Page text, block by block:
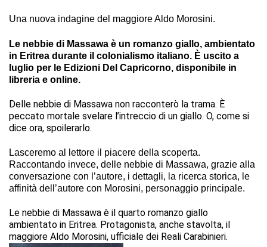
Una nuova indagine del maggiore Aldo Morosini.
Le nebbie di Massawa è un romanzo giallo, ambientato
in Eritrea durante il colonialismo italiano. È uscito a
luglio per le Edizioni Del Capricorno, disponibile in
libreria e online.
Delle nebbie di Massawa non racconterò la trama. È
peccato mortale svelare l’intreccio di un giallo. O, come si
dice ora, spoilerarlo.
Lasceremo al lettore il piacere della scoperta.
Raccontando invece, delle nebbie di Massawa, grazie alla
conversazione con l’autore, i dettagli, la ricerca storica, le
affinità dell’autore con Morosini, personaggio principale.
Le nebbie di Massawa è il quarto romanzo giallo
ambientato in Eritrea. Protagonista, anche stavolta, il
maggiore Aldo Morosini, ufficiale dei Reali Carabinieri.